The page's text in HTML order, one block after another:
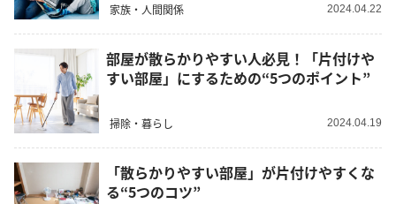
家族・人間関係 2024.04.22
部屋が散らかりやすい人必見！「片付けや
すい部屋」にするための“5つのポイント”
掃除・暮らし 2024.04.19
「散らかりやすい部屋」が片付けやすくな
る“5つのコツ”